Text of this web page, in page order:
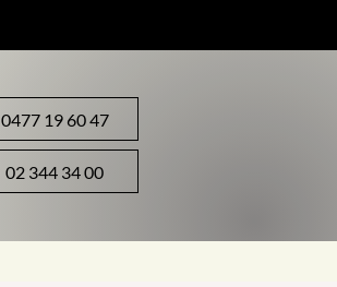
0477 19 60 47
02 344 34 00